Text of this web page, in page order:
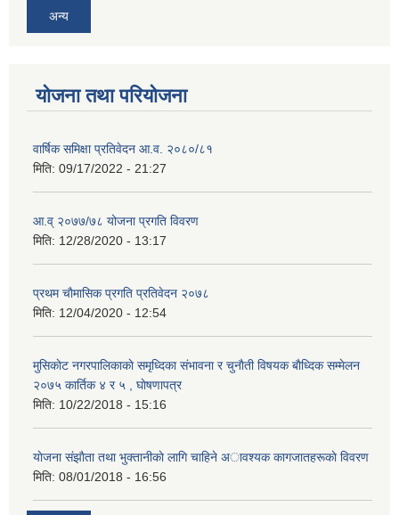
अन्य
योजना तथा परियोजना
वार्षिक समिक्षा प्रतिवेदन आ.व. २०८०/८१
मिति: 09/17/2022 - 21:27
आ.व् २०७७/७८ योजना प्रगति विवरण
मिति: 12/28/2020 - 13:17
प्रथम चाैमासिक प्रगति प्रतिवेदन २०७८
मिति: 12/04/2020 - 12:54
मुसिकाेट नगरपालिकाकाे समृध्दिका संभावना र चुनाैती विषयक बाैध्दिक सम्मेलन
२०७५ कार्तिक ४ र ५ , घाेषणापत्र
मिति: 10/22/2018 - 15:16
याेजना संझाैता तथा भुक्तानीकाे लागि चाहिने अावश्यक कागजातहरूकाे विवरण
मिति: 08/01/2018 - 16:56